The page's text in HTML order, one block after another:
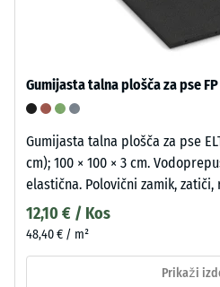
Gumijasta talna plošča za pse FP
Gumijasta talna plošča za pse
cm); 100 × 100 × 3 cm.
elastična. Polovični zamik,
12,10 € / Kos
48,40 € / m²
Prikaži